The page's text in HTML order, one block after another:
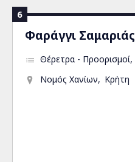
6
Φαράγγι Σαμαριάς
Θέρετρα - Προορισμοί
Νομός Χανίων
Κρήτη